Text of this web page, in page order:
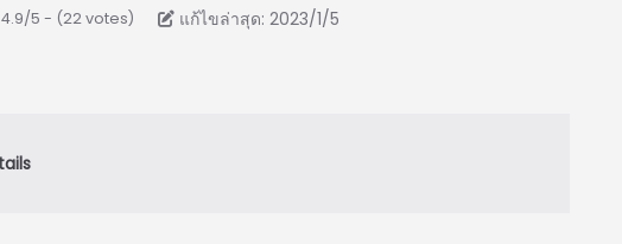
4.9/5 - (22 votes) แก้ไขล่าสุด: 2023/1/5